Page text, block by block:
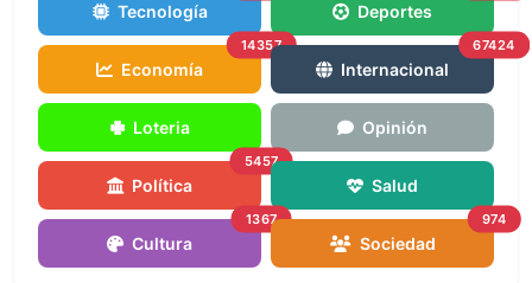
Tecnología Deportes
Economía
14357
Internacional
67424
Loteria Opinión
Política
5457
Salud
Cultura
1367
Sociedad
974